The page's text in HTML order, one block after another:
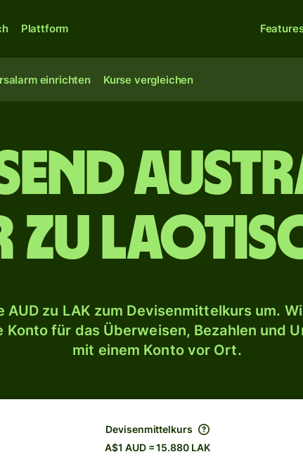
Plattform
einrichten Kurse vergleichen
AUD zu LAK zum Devisenmittelkurs um.
Konto für das Überweisen, Bezahlen und
mit einem Konto vor Ort.
Devisenmittelkurs
A$1 AUD = 15.880 LAK